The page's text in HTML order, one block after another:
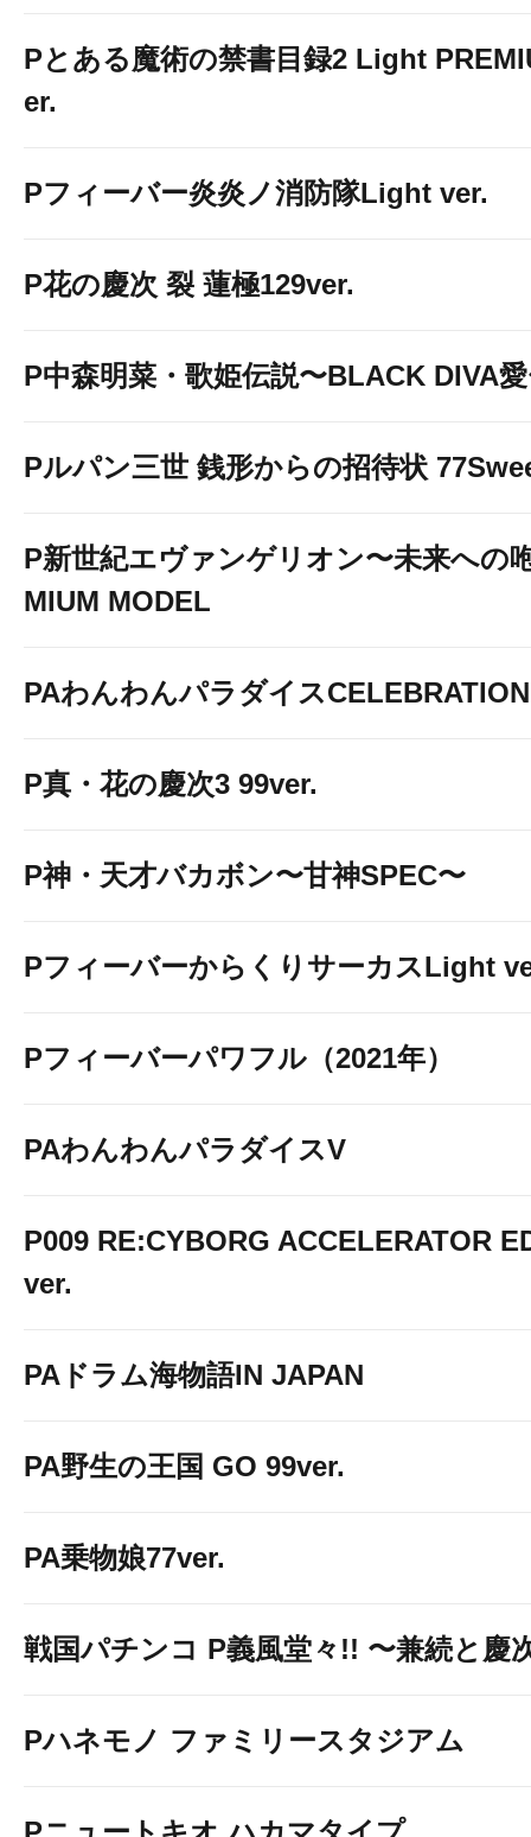
Pとある魔術の禁書目録2 Light
er.
Pフィーバー炎炎ノ消防隊Light ver.
P花の慶次 裂 蓮極129ver.
P中森明菜・歌姫伝説〜BLACK DIVA
Pルパン三世 銭形からの招待状
P新世紀エヴァンゲリオン〜未来への
MIUM MODEL
PAわんわんパラダイスCELEBRATION
P真・花の慶次3 99ver.
P神・天才バカボン〜甘神SPEC〜
PフィーバーからくりサーカスLight
Pフィーバーパワフル（2021年）
PAわんわんパラダイスV
P009 RE:CYBORG ACCELERATOR
ver.
PAドラム海物語IN JAPAN
PA野生の王国 GO 99ver.
PA乗物娘77ver.
戦国パチンコ P義風堂々!! 〜兼続と慶
Pハネモノ ファミリースタジアム